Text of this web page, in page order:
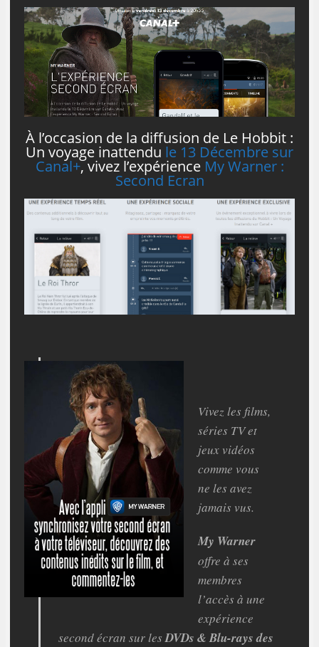
À l’occasion de la diffusion de Le Hobbit :
Un voyage inattendu le 13 Décembre sur
Canal+, vivez l’expérience My Warner :
Second Ecran
Vivez les films,
séries TV et
jeux vidéos
comme vous
ne les avez
jamais vus.
My Warner
offre à ses
membres
l’accès à une
expérience
second écran sur lesDVDs & Blu-rays des